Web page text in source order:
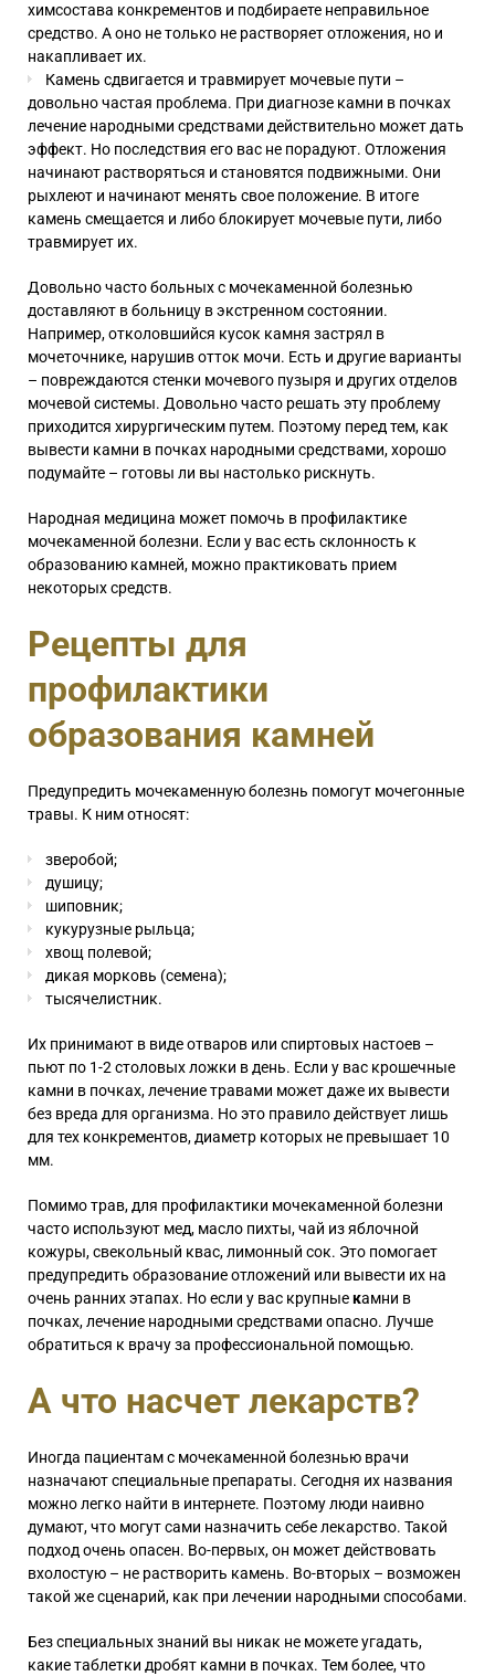
химсостава конкрементов и подбираете неправильное
средство. А оно не только не растворяет отложения, но и
накапливает их.
Камень сдвигается и травмирует мочевые пути –
довольно частая проблема. При диагнозе камни в почках
лечение народными средствами действительно может дать
эффект. Но последствия его вас не порадуют. Отложения
начинают растворяться и становятся подвижными. Они
рыхлеют и начинают менять свое положение. В итоге
камень смещается и либо блокирует мочевые пути, либо
травмирует их.
Довольно часто больных с мочекаменной болезнью
доставляют в больницу в экстренном состоянии.
Например, отколовшийся кусок камня застрял в
мочеточнике, нарушив отток мочи. Есть и другие варианты
– повреждаются стенки мочевого пузыря и других отделов
мочевой системы. Довольно часто решать эту проблему
приходится хирургическим путем. Поэтому перед тем, как
вывести камни в почках народными средствами, хорошо
подумайте – готовы ли вы настолько рискнуть.
Народная медицина может помочь в профилактике
мочекаменной болезни. Если у вас есть склонность к
образованию камней, можно практиковать прием
некоторых средств.
Рецепты для
профилактики
образования камней
Предупредить мочекаменную болезнь помогут мочегонные
травы. К ним относят:
зверобой;
душицу;
шиповник;
кукурузные рыльца;
хвощ полевой;
дикая морковь (семена);
тысячелистник.
Их принимают в виде отваров или спиртовых настоев –
пьют по 1-2 столовых ложки в день. Если у вас крошечные
камни в почках, лечение травами может даже их вывести
без вреда для организма. Но это правило действует лишь
для тех конкрементов, диаметр которых не превышает 10
мм.
Помимо трав, для профилактики мочекаменной болезни
часто используют мед, масло пихты, чай из яблочной
кожуры, свекольный квас, лимонный сок. Это помогает
предупредить образование отложений или вывести их на
очень ранних этапах. Но если у вас крупныекамни в
почках, лечение народными средствами опасно. Лучше
обратиться к врачу за профессиональной помощью.
А что насчет лекарств?
Иногда пациентам с мочекаменной болезнью врачи
назначают специальные препараты. Сегодня их названия
можно легко найти в интернете. Поэтому люди наивно
думают, что могут сами назначить себе лекарство. Такой
подход очень опасен. Во-первых, он может действовать
вхолостую – не растворить камень. Во-вторых – возможен
такой же сценарий, как при лечении народными способами.
Без специальных знаний вы никак не можете угадать,
какие таблетки дробят камни в почках. Тем более, что